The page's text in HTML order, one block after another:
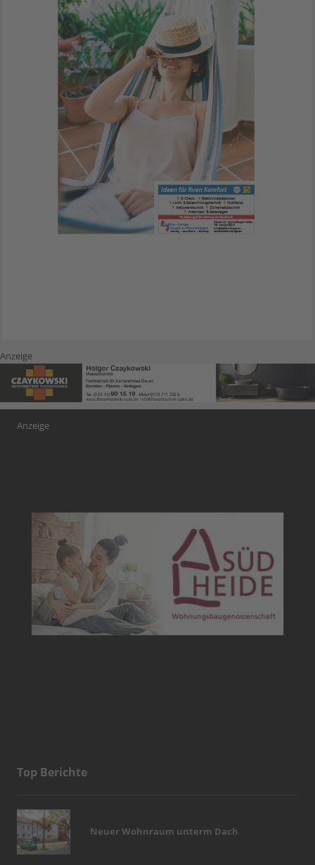
Anzeige
Anzeige
Top Berichte
Neuer Wohnraum unterm Dach